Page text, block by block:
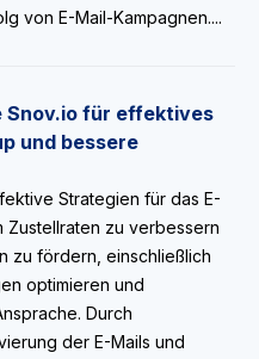
von E-Mail-Kampagnen....
Snov.io für effektives
und bessere
Strategien für das E-
Zustellraten zu verbessern
zu fördern, einschließlich
optimieren und
Durch
der E-Mails und